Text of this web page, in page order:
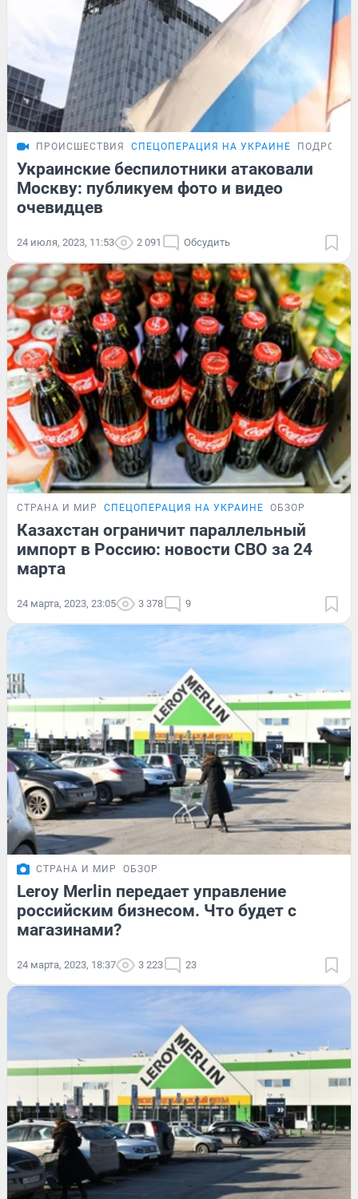
ПРОИСШЕСТВИЯ СПЕЦОПЕРАЦИЯ НА УКРАИНЕ
Украинские беспилотники атаковали
Москву: публикуем фото и видео
очевидцев
24 июля, 2023, 11:53 2 091 Обсудить
СТРАНА И МИР СПЕЦОПЕРАЦИЯ НА УКРАИНЕ ОБЗОР
Казахстан ограничит параллельный
импорт в Россию: новости СВО за 24
марта
24 марта, 2023, 23:05 3 378 9
СТРАНА И МИР ОБЗОР
Leroy Merlin передает управление
российским бизнесом. Что будет с
магазинами?
24 марта, 2023, 18:37 3 223 23